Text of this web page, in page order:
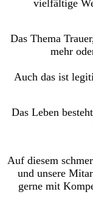
vielfältige
Das Thema
mehr
Auch das ist
Das Leben
Auf diesem
und unsere
gerne mit